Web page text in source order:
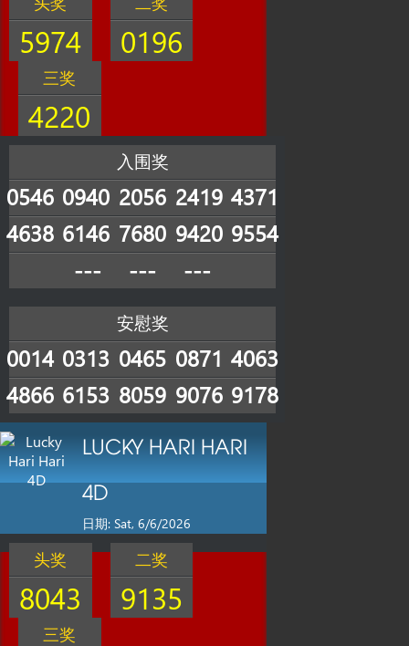
5974 0196
三奖
4220
入围奖
0546 0940 2056 2419 4371
4638 6146 7680 9420 9554
---
--- ---
安慰奖
0014 0313 0465 0871 4063
4866 6153 8059 9076 9178
LUCKY HARI HARI
4D
日期: Sat, 6/6/2026
头奖
8043
二奖
9135
三奖